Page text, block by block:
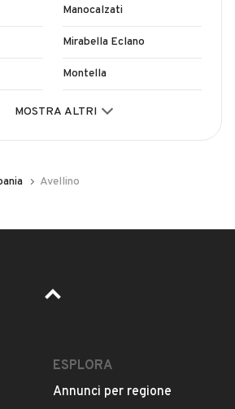
Manocalzati
Mirabella Eclano
Montella
Mugnano del Cardinale
San Michele di Serino
Serino
MOSTRA ALTRI
Avellino
ESPLORA
Annunci per regione